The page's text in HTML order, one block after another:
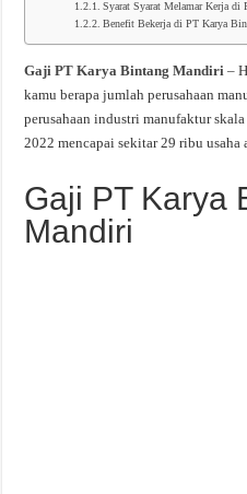
Syarat Syarat Melamar Kerja
Benefit Bekerja di PT Karya
Gaji PT Karya Bintang Mandiri –
kamu berapa jumlah perusahaan
perusahaan industri manufaktur
2022 mencapai sekitar 29 ribu usaha
Gaji PT Karya
Mandiri